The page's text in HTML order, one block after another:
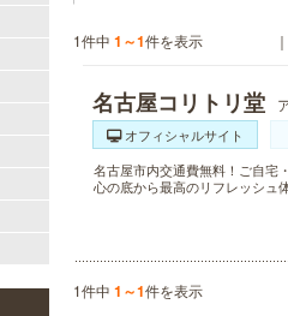
1件中 1～1件を表示 ｜
名古屋コリトリ堂
オフィシャルサイト
名古屋市内交通費無料！ご自宅
心の底から最高のリフレッシュ
1件中 1～1件を表示